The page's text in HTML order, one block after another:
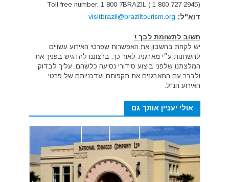
Toll free number: 1 800 7BRAZIL ( 1 800 727 2945)
דוא"ל: visitbrazil@braziltourism.org
חשוב לתשומת לבך !
יש לקחת בחשבון את האפשרות שפרטי האירוע עשויים
להשתנות ע״י מארגניו. לאור כך, ברצוננו להדגיש בפניך את
המלצתנו שלפני ביצוע סידורי נסיעה כלשהם, עליך לבדוק
ולברר עם המארגנים את תקפותם ועדכניותם של פרטי
האירוע הנ"ל.
אולי יעניין אותך גם